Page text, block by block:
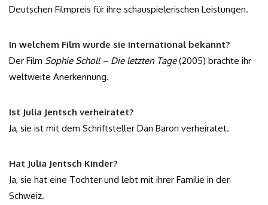
Deutschen Filmpreis für ihre schauspielerischen Leistungen.
In welchem Film wurde sie international bekannt?
Der Film Sophie Scholl – Die letzten Tage(2005) brachte ihr
weltweite Anerkennung.
Ist Julia Jentsch verheiratet?
Ja, sie ist mit dem Schriftsteller Dan Baron verheiratet.
Hat Julia Jentsch Kinder?
Ja, sie hat eine Tochter und lebt mit ihrer Familie in der
Schweiz.